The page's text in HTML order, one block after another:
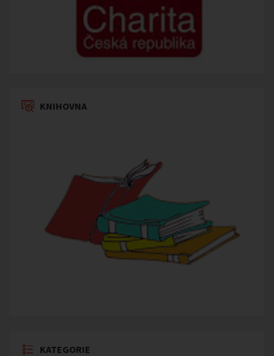
KNIHOVNA
KATEGORIE